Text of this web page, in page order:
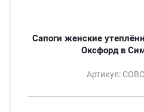
Сапоги женские
Оксфорд в
Артикул: